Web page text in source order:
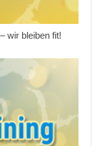
wir bleiben fit!